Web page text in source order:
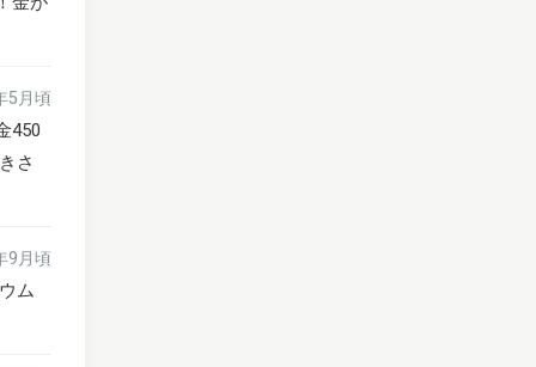
5月頃
450
さ
9月頃
ム